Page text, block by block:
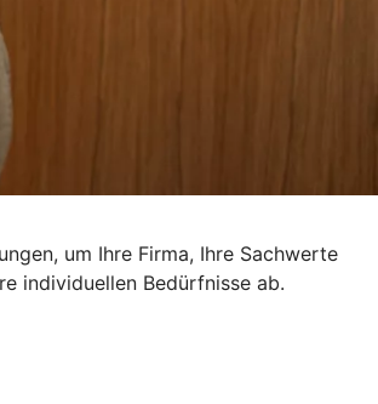
um Ihre Firma, Ihre Sachwerte
individuellen Bedürfnisse ab.